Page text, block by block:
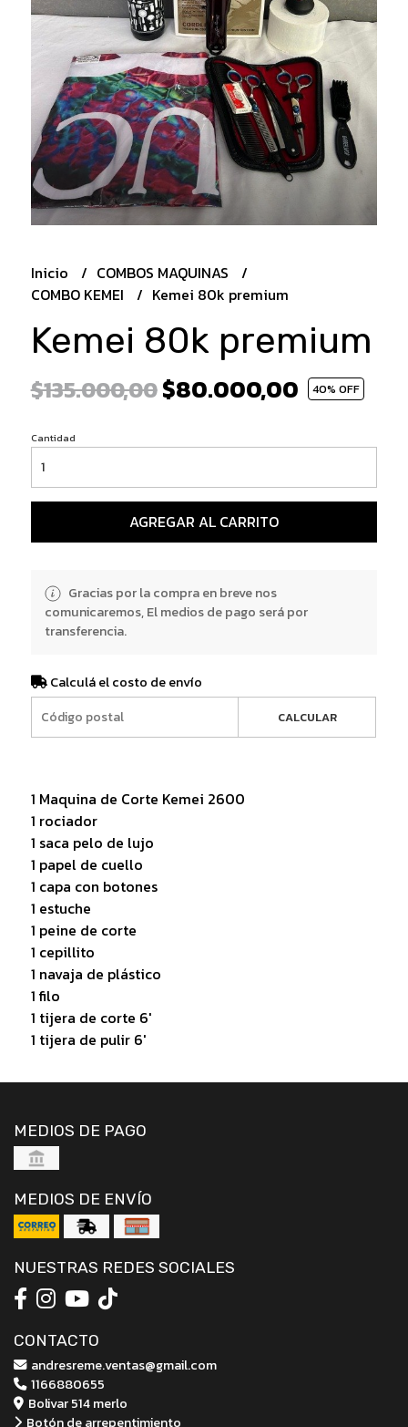
Inicio
COMBOS MAQUINAS
COMBO KEMEI
Kemei 80k premium
Kemei 80k premium
$135.000,00$80.000,00 40% OFF
Cantidad
AGREGAR AL CARRITO
Gracias por la compra en breve nos
comunicaremos, El medios de pago será por
transferencia.
Calculá el costo de envío
CALCULAR
1 Maquina de Corte Kemei 2600
1 rociador
1 saca pelo de lujo
1 papel de cuello
1 capa con botones
1 estuche
1 peine de corte
1 cepillito
1 navaja de plástico
1 filo
1 tijera de corte 6'
1 tijera de pulir 6'
MEDIOS DE PAGO
MEDIOS DE ENVÍO
NUESTRAS REDES SOCIALES
CONTACTO
andresreme.ventas@gmail.com
1166880655
Bolivar 514 merlo
Botón de arrepentimiento